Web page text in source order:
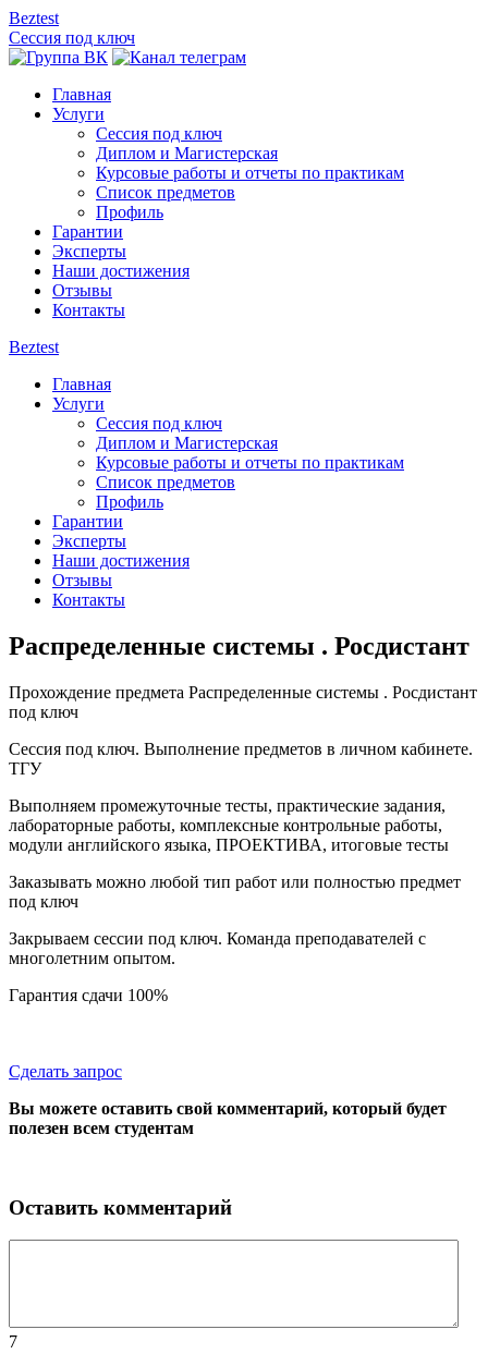
Beztest
Сессия под ключ
Главная
Услуги
Сессия под ключ
Диплом и Магистерская
Курсовые работы и отчеты по практикам
Список предметов
Профиль
Гарантии
Эксперты
Наши достижения
Отзывы
Контакты
Beztest
Главная
Услуги
Сессия под ключ
Диплом и Магистерская
Курсовые работы и отчеты по практикам
Список предметов
Профиль
Гарантии
Эксперты
Наши достижения
Отзывы
Контакты
Распределенные системы . Росдистант
Прохождение предмета Распределенные системы . Росдистант
под ключ
Сессия под ключ. Выполнение предметов в личном кабинете.
ТГУ
Выполняем промежуточные тесты, практические задания,
лабораторные работы, комплексные контрольные работы,
модули английского языка, ПРОЕКТИВА, итоговые тесты
Заказывать можно любой тип работ или полностью предмет
под ключ
Закрываем сессии под ключ. Команда преподавателей с
многолетним опытом.
Гарантия сдачи 100%
Сделать запрос
Вы можете оставить свой комментарий, который будет
полезен всем студентам
Оставить комментарий
7